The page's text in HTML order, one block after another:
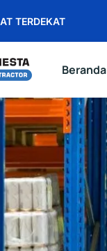
TERDEKAT
Beranda